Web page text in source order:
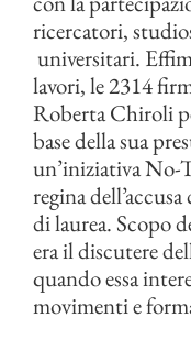
ricercatori,
universitari.
lavori, le 2314
Roberta Chiroli
base della sua
un’iniziativa No-
regina
di laurea. Scopo
era il discutere
quando essa
movimenti e